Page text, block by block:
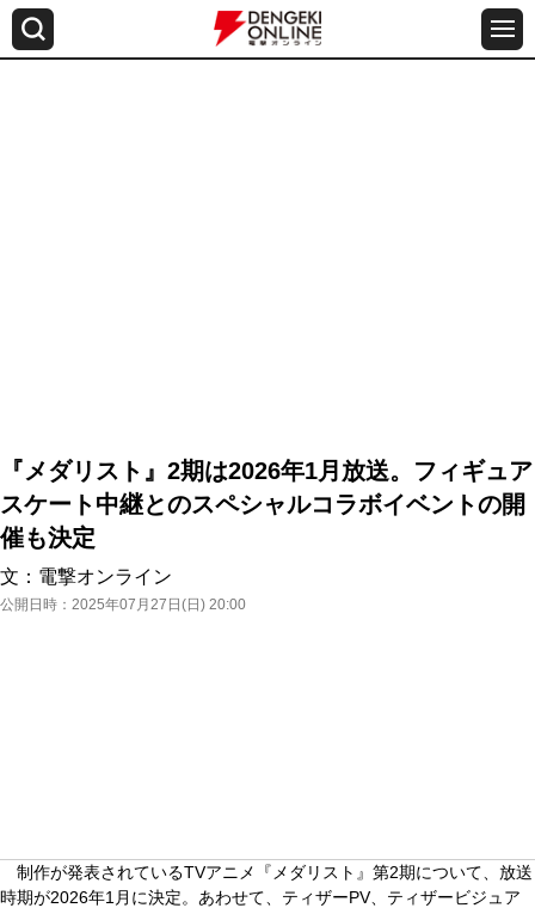
『メダリスト』2期は2026年1月放送。フィギュア
スケート中継とのスペシャルコラボイベントの開
催も決定
文： 電撃オンライン
公開日時： 2025年07月27日(日) 20:00
制作が発表されているTVアニメ『メダリスト』第2期について、放送
時期が2026年1月に決定。あわせて、ティザーPV、ティザービジュア